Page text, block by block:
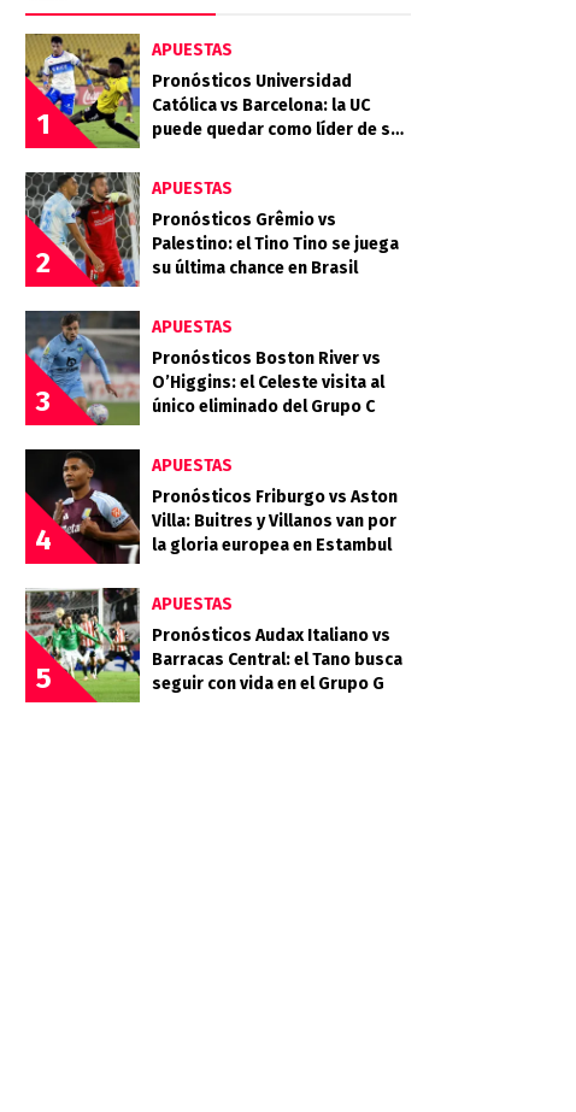
1
APUESTAS
Pronósticos Universidad
Católica vs Barcelona: la UC
puede quedar como líder de su
2
APUESTAS
Pronósticos Grêmio vs
Palestino: el Tino Tino se juega
su última chance en Brasil
3
APUESTAS
Pronósticos Boston River vs
O’Higgins: el Celeste visita al
único eliminado del Grupo C
4
APUESTAS
Pronósticos Friburgo vs Aston
Villa: Buitres y Villanos van por
la gloria europea en Estambul
5
APUESTAS
Pronósticos Audax Italiano vs
Barracas Central: el Tano busca
seguir con vida en el Grupo G